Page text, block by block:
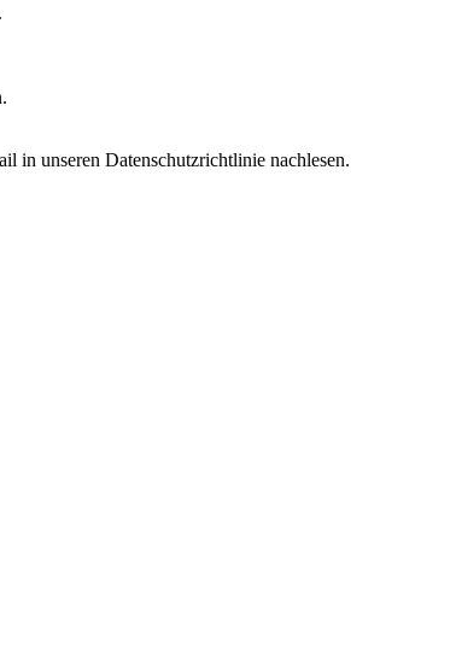
in unseren Datenschutzrichtlinie nachlesen.